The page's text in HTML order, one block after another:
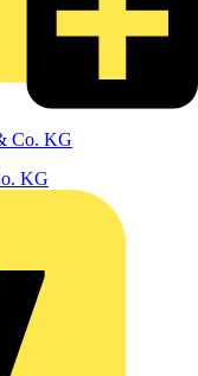
Co. KG
KG